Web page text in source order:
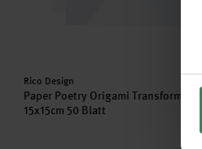
Hersteller:
Rico Design
Paper Poetry Origami Transformation
15x15cm 50 Blatt